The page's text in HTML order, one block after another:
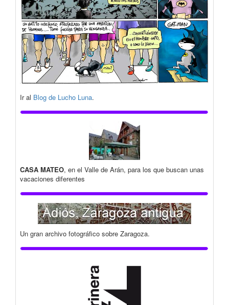
Ir al Blog de Lucho Luna.
CASA MATEO, en el Valle de Arán, para los que buscan unas
vacaciones diferentes
Un gran archivo fotográfico sobre Zaragoza.